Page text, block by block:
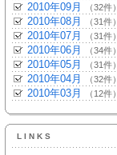
2010年09月 （32件）
2010年08月 （31件）
2010年07月 （31件）
2010年06月 （34件）
2010年05月 （31件）
2010年04月 （32件）
2010年03月 （12件）
LINKS